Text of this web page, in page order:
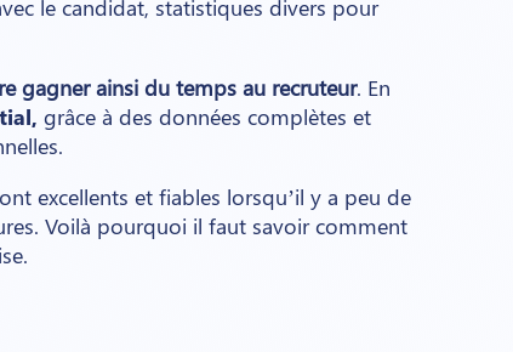
le candidat, statistiques divers pour
gagner ainsi du temps au recruteur. En
grâce à des données complètes et
excellents et fiables lorsqu’il y a peu de
Voilà pourquoi il faut savoir comment